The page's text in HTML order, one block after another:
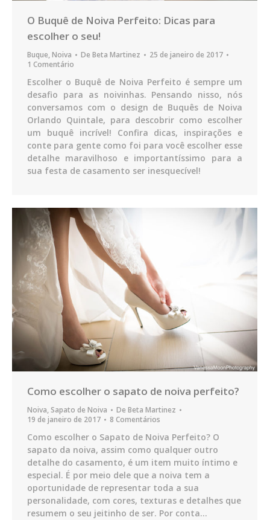
O Buquê de Noiva Perfeito: Dicas para
escolher o seu!
Buque,Noiva De Beta Martinez
25 de janeiro de 2017
1 Comentário
Escolher o Buquê de Noiva Perfeito é sempre um
desafio para as noivinhas. Pensando nisso, nós
conversamos com o design de Buquês de Noiva
Orlando Quintale, para descobrir como escolher
um buquê incrível! Confira dicas, inspirações e
conte para gente como foi para você escolher esse
detalhe maravilhoso e importantíssimo para a
sua festa de casamento ser inesquecível!
Como escolher o sapato de noiva perfeito?
Noiva,Sapato de Noiva De Beta Martinez
19 de janeiro de 2017
8 Comentários
Como escolher o Sapato de Noiva Perfeito? O
sapato da noiva, assim como qualquer outro
detalhe do casamento, é um item muito íntimo e
especial. É por meio dele que a noiva tem a
oportunidade de representar toda a sua
personalidade, com cores, texturas e detalhes que
resumem o seu jeitinho de ser. Por conta…